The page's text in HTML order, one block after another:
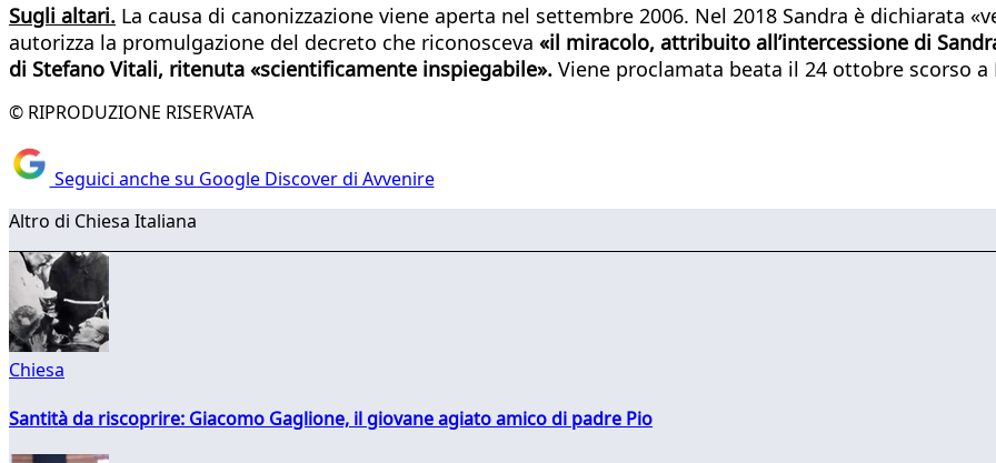
Sugli altari. La causa di canonizzazione viene aperta nel settembre 2006. Nel 2018 Sandra è dichiarata
autorizza la promulgazione del decreto che riconosceva «il miracolo, attribuito all’intercessione di
di Stefano Vitali, ritenuta «scientificamente inspiegabile». Viene proclamata beata il 24 ottobre scorso a
© RIPRODUZIONE RISERVATA
Seguici anche su Google Discover di Avvenire
Altro di Chiesa Italiana
Chiesa
Santità da riscoprire: Giacomo Gaglione, il giovane agiato amico di padre Pio